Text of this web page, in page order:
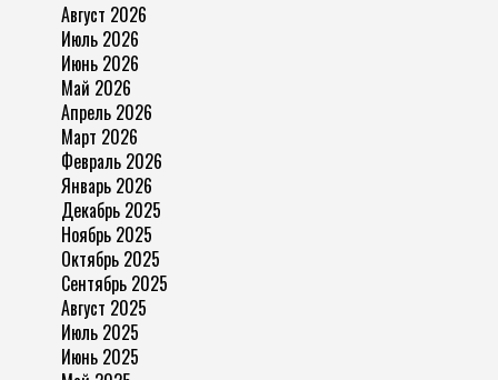
Август 2026
Июль 2026
Июнь 2026
Май 2026
Апрель 2026
Март 2026
Февраль 2026
Январь 2026
Декабрь 2025
Ноябрь 2025
Октябрь 2025
Сентябрь 2025
Август 2025
Июль 2025
Июнь 2025